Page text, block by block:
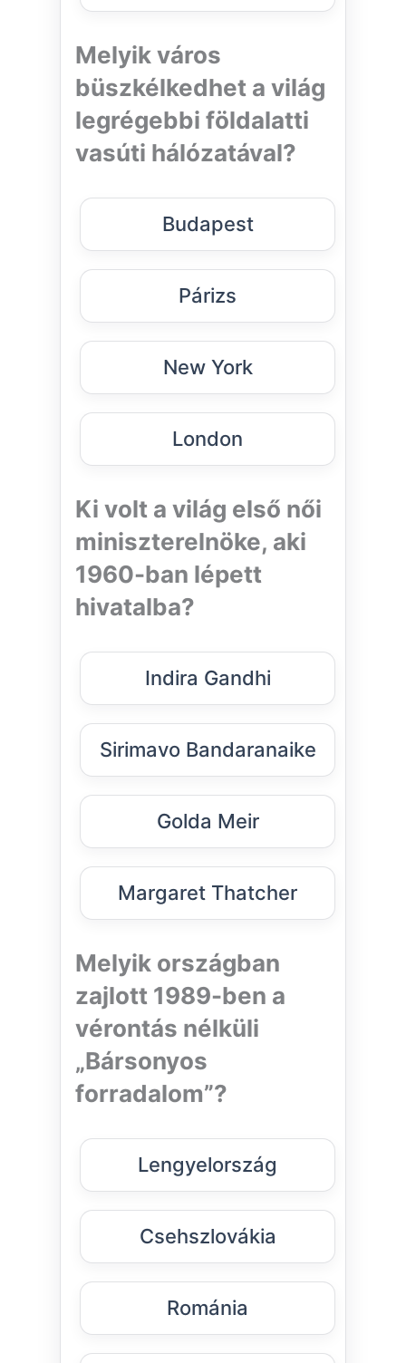
Melyik város
büszkélkedhet a világ
legrégebbi földalatti
vasúti hálózatával?
Budapest
Párizs
New York
London
Ki volt a világ első női
miniszterelnöke, aki
1960-ban lépett
hivatalba?
Indira Gandhi
Sirimavo Bandaranaike
Golda Meir
Margaret Thatcher
Melyik országban
zajlott 1989-ben a
vérontás nélküli
„Bársonyos
forradalom”?
Lengyelország
Csehszlovákia
Románia